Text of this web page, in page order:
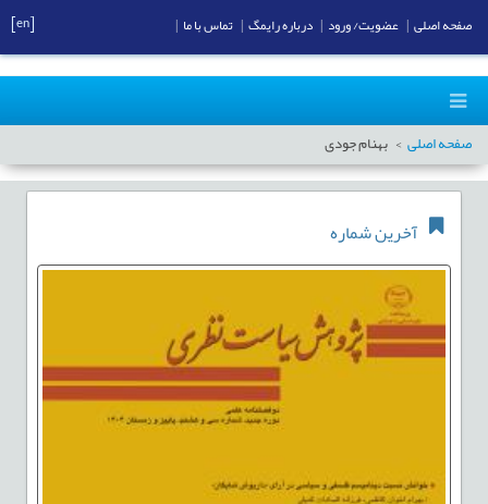
صفحه اصلی بهنام جودی
آخرین شماره
صفحه اصلی عضویت/ ورود درباره رایمگ تماس با ما